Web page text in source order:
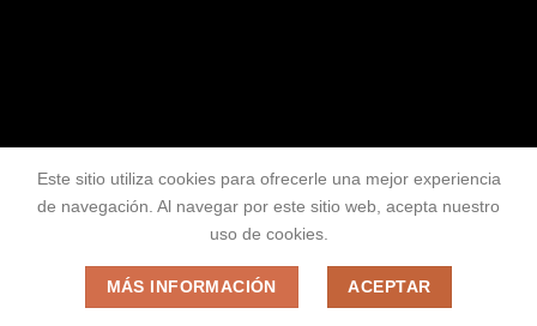
Este sitio utiliza cookies para ofrecerle una mejor experiencia
de navegación. Al navegar por este sitio web, acepta nuestro
uso de cookies.
MÁS INFORMACIÓN ACEPTAR